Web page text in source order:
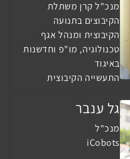
מנכ"ל קרן משתלת
הקיבוצים בתנועה
הקיבוצית ומנהל אגף
טכנולוגיה, מו"פ וחדשנות
באיגוד
התעשייה הקיבוצית
גל ענבר
מנכ"ל
iCobots